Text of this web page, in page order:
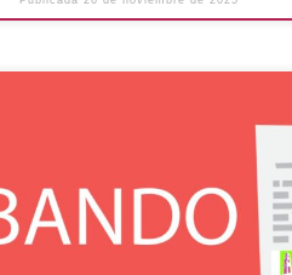
subvención excepcional de la
Provincial de Córdoba (n.º Resolución:
2024/00011949), para la ejecución del
“Elaboración del Censo Municipal de
por importe de TRES MIL
DIECIOCHO CON CUARENTA Y OCHO